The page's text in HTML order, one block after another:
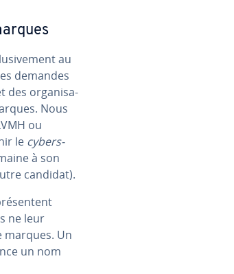
au
demandes
des or­ga­ni­sa­
Nous
ou
le cy­bers­
à son
candidat).
ne leur
marques. Un
un nom